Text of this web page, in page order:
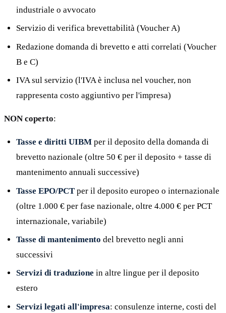
industriale o avvocato
Servizio di verifica brevettabilità (Voucher A)
Redazione domanda di brevetto e atti correlati (Voucher
B e C)
IVA sul servizio (l'IVA è inclusa nel voucher, non
rappresenta costo aggiuntivo per l'impresa)
NON coperto:
Tasse e diritti UIBM per il deposito della domanda di
brevetto nazionale (oltre 50 € per il deposito + tasse di
mantenimento annuali successive)
Tasse EPO/PCT per il deposito europeo o internazionale
(oltre 1.000 € per fase nazionale, oltre 4.000 € per PCT
internazionale, variabile)
Tasse di mantenimento del brevetto negli anni
successivi
Servizi di traduzione in altre lingue per il deposito
estero
Servizi legati all'impresa: consulenze interne, costi del